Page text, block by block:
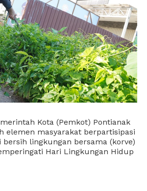
Kota (Pemkot) Pontianak
elemen masyarakat berpartisipasi
lingkungan bersama (korve)
Hari Lingkungan Hidup